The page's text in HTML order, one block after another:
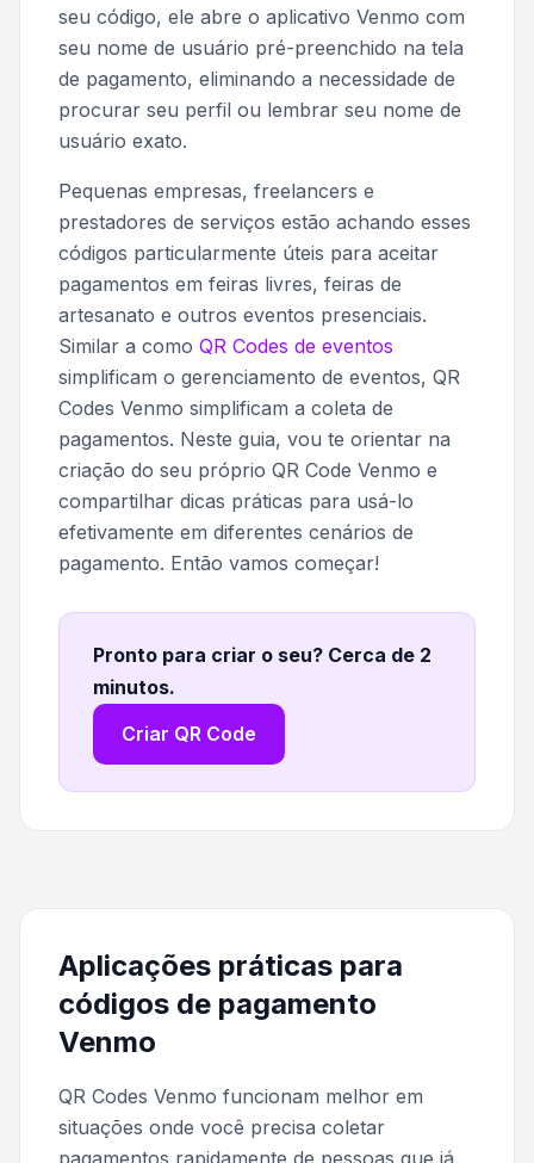
seu código, ele abre o aplicativo Venmo com
seu nome de usuário pré-preenchido na tela
de pagamento, eliminando a necessidade de
procurar seu perfil ou lembrar seu nome de
usuário exato.
Pequenas empresas, freelancers e
prestadores de serviços estão achando esses
códigos particularmente úteis para aceitar
pagamentos em feiras livres, feiras de
artesanato e outros eventos presenciais.
Similar a como QR Codes de eventos
simplificam o gerenciamento de eventos, QR
Codes Venmo simplificam a coleta de
pagamentos. Neste guia, vou te orientar na
criação do seu próprio QR Code Venmo e
compartilhar dicas práticas para usá-lo
efetivamente em diferentes cenários de
pagamento. Então vamos começar!
Pronto para criar o seu? Cerca de 2
minutos.
Criar QR Code
Aplicações práticas para
códigos de pagamento
Venmo
QR Codes Venmo funcionam melhor em
situações onde você precisa coletar